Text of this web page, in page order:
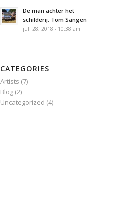
De man achter het
schilderij: Tom Sangen
juli 28, 2018 - 10:38 am
CATEGORIES
Artists (7)
Blog (2)
Uncategorized (4)